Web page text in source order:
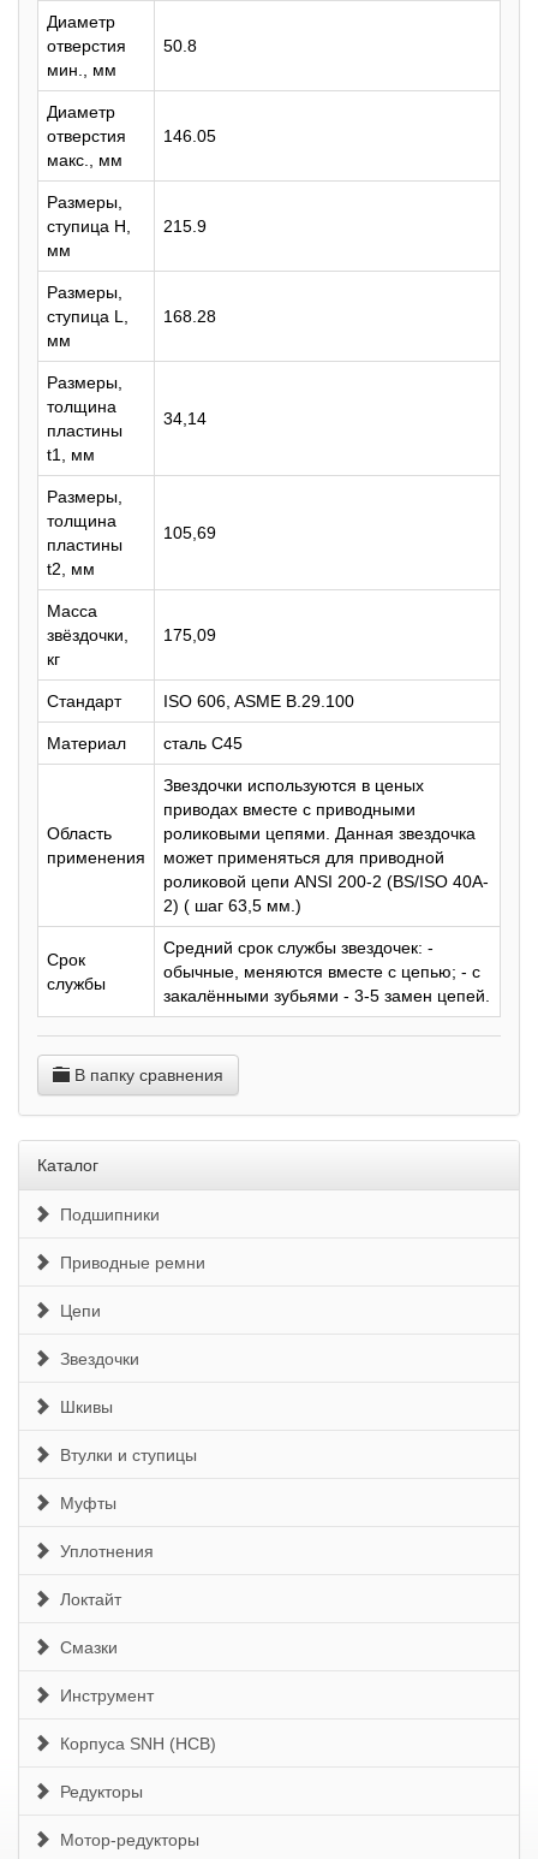
Диаметр
отверстия
мин., мм
50.8
Диаметр
отверстия
макс., мм
146.05
Размеры,
ступица H,
мм
215.9
Размеры,
ступица L,
мм
168.28
Размеры,
толщина
пластины
t1, мм
34,14
Размеры,
толщина
пластины
t2, мм
105,69
Масса
звёздочки,
кг
175,09
Стандарт ISO 606, ASME B.29.100
Материал сталь C45
Область
применения
Звездочки используются в ценых
приводах вместе с приводными
роликовыми цепями. Данная звездочка
может применяться для приводной
роликовой цепи ANSI 200-2 (BS/ISO 40A-
2) ( шаг 63,5 мм.)
Срок
службы
Средний срок службы звездочек: -
обычные, меняются вместе с цепью; - с
закалёнными зубьями - 3-5 замен цепей.
В папку сравнения
Каталог
Подшипники
Приводные ремни
Цепи
Звездочки
Шкивы
Втулки и ступицы
Муфты
Уплотнения
Локтайт
Смазки
Инструмент
Корпуса SNH (HCB)
Редукторы
Мотор-редукторы